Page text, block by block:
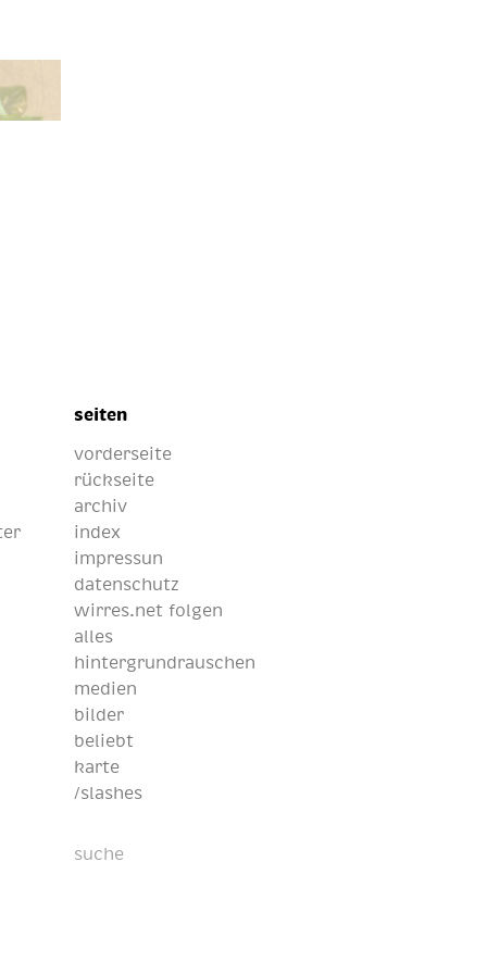
seiten
vorderseite
rückseite
archiv
index
impressun
datenschutz
wirres.net folgen
alles
hintergrundrauschen
medien
bilder
beliebt
karte
/slashes